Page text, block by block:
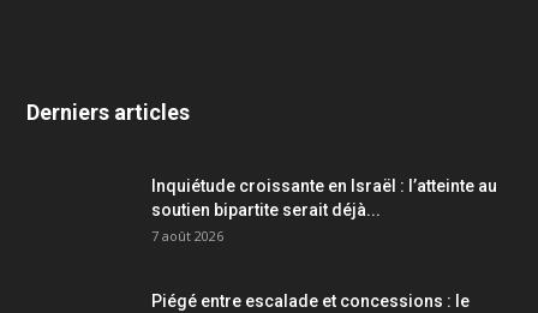
Derniers articles
Inquiétude croissante en Israël : l’atteinte au
soutien bipartite serait déjà...
7 août 2026
Piégé entre escalade et concessions : le